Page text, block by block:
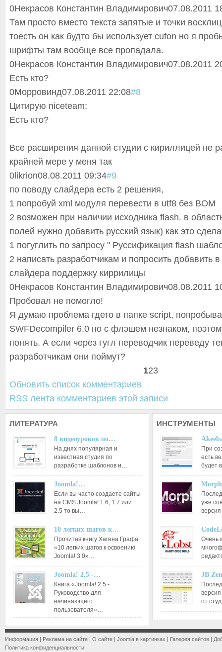
0Некрасов Константин Владимирович07.08.2011
Там просто вместо текста запятые и точки
тоесть он как будто бы использует cufon но я
шрифты там вообще все пропадала.
0Некрасов Константин Владимирович07.08.2011
Есть кто?
0Морровинд07.08.2011 22:08#8
Цитирую niceteam:
Есть кто?
Все расширения данной студии с кириллицей не
крайней мере у меня так
0 likrion08.08.2011 09:34#9
по поводу слайдера есть 2 решения,
1 попробуй xml модуля перевести в utf8 без BOM
2 возможен при наличии исходника flash. в
полей нужно добавить русский язык) как это
1 погуглить по запросу " Руссификация flash
2 написать разработчикам и попросить добавить
слайдера поддержку киррилицы
0Некрасов Константин Владимирович08.08.2011
Пробовал не помогло!
Я думаю проблема гдето в папке script,
SWFDecompiler 6.0 но с флэшем незнаком,
понять. А если через гугл переводчик переведу
разработчикам они поймут?
123
Обновить список комментариев
RSS лента комментариев этой записи
ЛИТЕРАТУРА
8 видеоуроков по…
На днях популярная и
известная студия по
разработке шаблонов и…
Joomla!…
Если вы часто создаете сайты
на CMS Joomla! 1.6, 1.7 или
2.5 то вы…
10 легких шагов к…
Прочитав книгу Хагена Графа
«10 легких шагов к освоению
Joomla! 3.0»…
Joomla! 2.5 -…
Книга «Joomla! 2.5 -
Руководство для
начинающего
пользователя»…
ИНСТРУМЕНТЫ
При
есть
будет
уже
Очень
JB
от
Информация | Реклама на сайте | О сайте | Joomla в картинках | Галерея сайтов |
Политика конфиденциальности